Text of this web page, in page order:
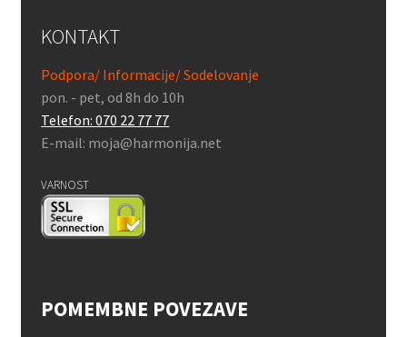
KONTAKT
Podpora/ Informacije/ Sodelovanje
pon. - pet, od 8h do 10h
Telefon: 070 22 77 77
E-mail: moja@harmonija.net
VARNOST
POMEMBNE POVEZAVE